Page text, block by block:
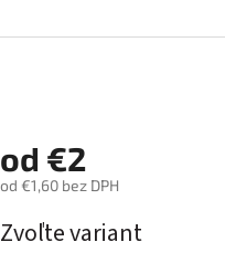
od €2
od €1,60 bez DPH
cena:
Zvoľte variant